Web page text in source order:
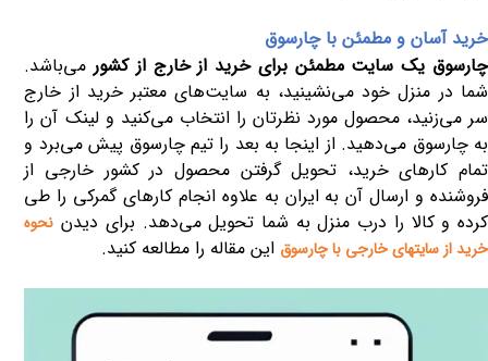
خرید آسان و مطمئن با چارسوق
چارسوق یک سایت مطمئن برای خرید از خارج از کشورمی‌باشد.
شما در منزل خود می‌نشینید، به سایت‌های معتبر خرید از خارج
سر می‌زنید، محصول مورد نظرتان را انتخاب می‌کنید و لینک آن را
به چارسوق می‌دهید. از اینجا به بعد را تیم چارسوق پیش می‌برد و
تمام کارهای خرید، تحویل گرفتن محصول در کشور خارجی از
فروشنده و ارسال آن به ایران به علاوه انجام کارهای گمرکی را طی
کرده و کالا را درب منزل به شما تحویل می‌دهد. برای دیدن نحوه
خرید از سایتهای خارجی با چارسوق این مقاله را مطالعه کنید.